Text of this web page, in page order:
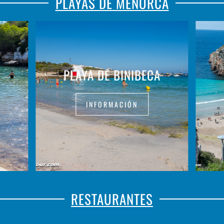
PLAYA DE BINIBECA
INFORMACIÓN
RESTAURANTES